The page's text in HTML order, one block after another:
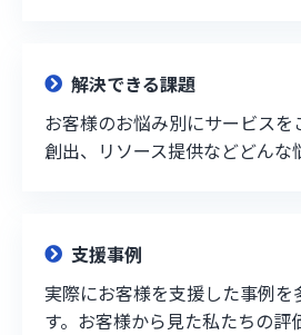
解決できる課題
お客様のお悩み別にサービスを
創出、リソース提供などどんな
支援事例
実際にお客様を支援した事例を
す。お客様から見た私たちの評